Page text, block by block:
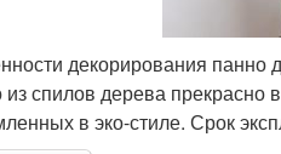
декорирования панно
спилов дерева прекрасно
в эко-стиле. Срок